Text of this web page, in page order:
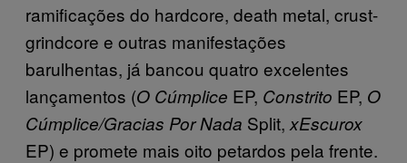
ramificações do hardcore, death metal, crust-
grindcore e outras manifestações
barulhentas, já bancou quatro excelentes
lançamentos (O Cúmplice EP, Constrito EP, O
Cúmplice/Gracias Por Nada Split, xEscurox
EP) e promete mais oito petardos pela frente.